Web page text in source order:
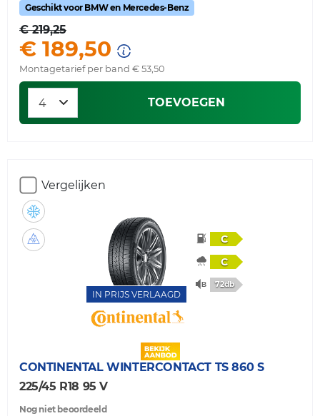
Geschikt voor BMW en Mercedes-Benz
€ 219,25
€ 189,50
Montagetarief per band € 53,50
TOEVOEGEN
Vergelijken
IN PRIJS VERLAAGD
C
C
72db
CONTINENTAL WINTERCONTACT TS 860 S
225/45 R18 95 V
Nog niet beoordeeld